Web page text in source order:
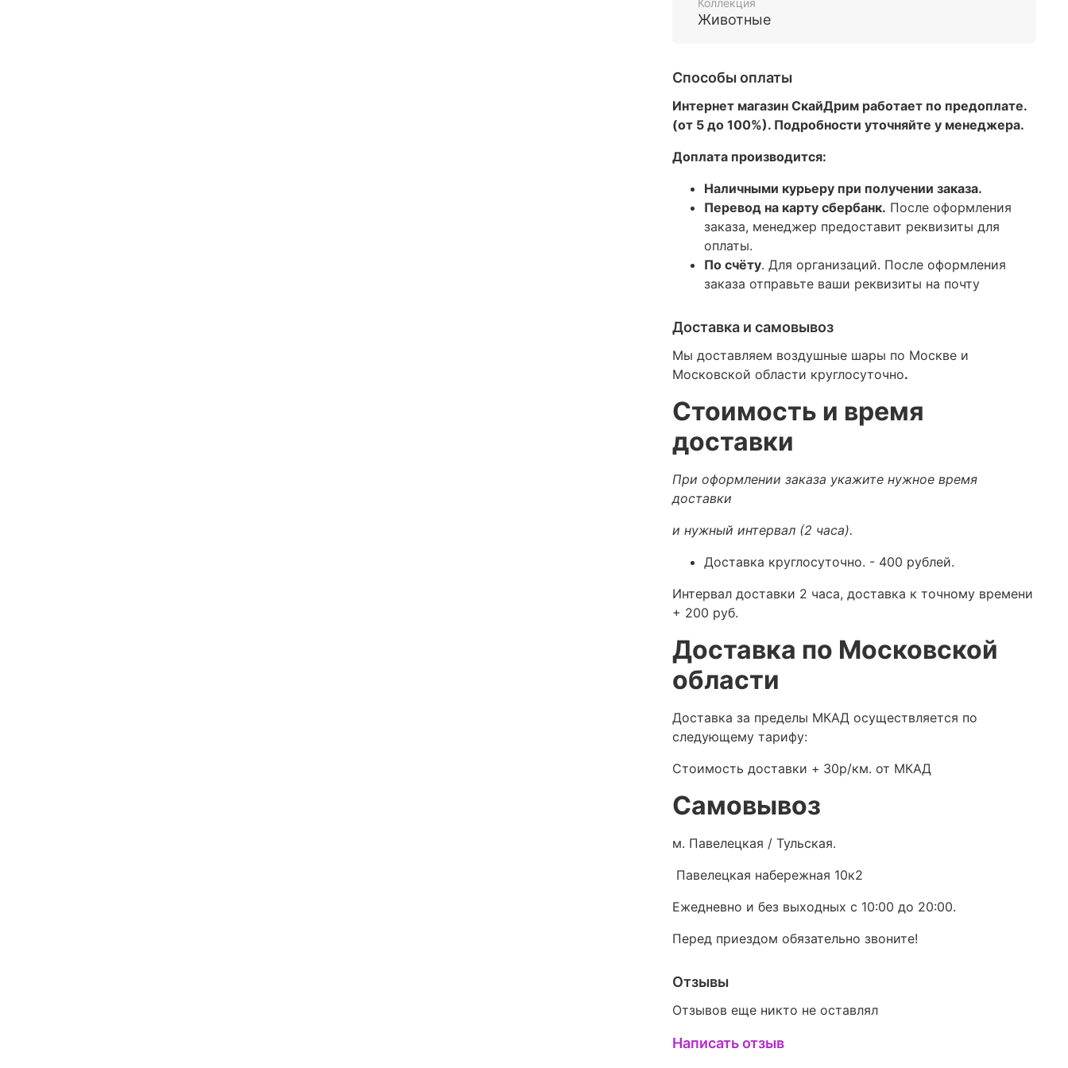
Коллекция
Животные
Способы оплаты
Интернет магазин СкайДрим работает по предоплате.
(от 5 до 100%). Подробности уточняйте у менеджера.
Доплата производится:
Наличными курьеру при получении заказа.
Перевод на карту сбербанк. После оформления
заказа, менеджер предоставит реквизиты для
оплаты.
По счёту. Для организаций. После оформления
заказа отправьте ваши реквизиты на почту
Доставка и самовывоз
Мы доставляем воздушные шары по Москве и
Московской области круглосуточно.
Стоимость и время
доставки
При оформлении заказа укажите нужное время
доставки
и нужный интервал (2 часа).
Доставка круглосуточно. - 400 рублей.
Интервал доставки 2 часа, доставка к точному времени
+ 200 руб.
Доставка по Московской
области
Доставка за пределы МКАД осуществляется по
следующему тарифу:
Стоимость доставки + 30р/км. от МКАД
Самовывоз
м. Павелецкая / Тульская.
Павелецкая набережная 10к2
Ежедневно и без выходных с 10:00 до 20:00.
Перед приездом обязательно звоните!
Отзывы
Отзывов еще никто не оставлял
Написать отзыв